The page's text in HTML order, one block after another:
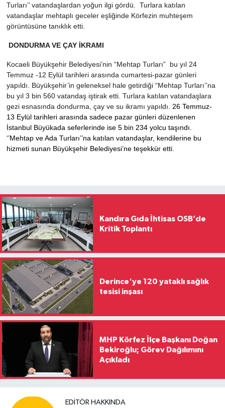
Turları’’ vatandaşlardan yoğun ilgi gördü. Turlara katılan
vatandaşlar mehtaplı geceler eşliğinde Körfezin muhteşem
görüntüsüne tanıklık etti.
DONDURMA VE ÇAY İKRAMI
Kocaeli Büyükşehir Belediyesi’nin “Mehtap Turları” bu yıl 24
Temmuz -12 Eylül tarihleri arasında cumartesi-pazar günleri
yapıldı. Büyükşehir’in geleneksel hale getirdiği “Mehtap Turları’’na
bu yıl 3 bin 560 vatandaş iştirak etti. Turlara katılan vatandaşlara
gezi esnasında dondurma, çay ve su ikramı yapıldı. 26 Temmuz-
13 Eylül tarihleri arasında sadece pazar günleri düzenlenen
İstanbul Büyükada seferlerinde ise 5 bin 234 yolcu taşındı.
‘’Mehtap ve Ada Turları’’na katılan vatandaşlar, kendilerine bu
hizmeti sunan Büyükşehir Belediyesi’ne teşekkür etti.
Kandıra Gıda İhtisas OSB’de
Kritik Toplantı
Derince'ye 120 yataklı sağlık
tesisi inşası
MHP Körfez İlçe Başkanı Doğan
Bekiroğlu; Görev Dağılımını
Açıkladı
EDITÖR HAKKINDA